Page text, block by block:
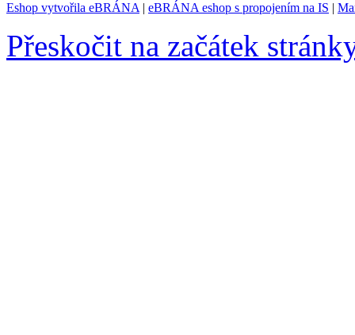
Eshop vytvořila eBRÁNA | eBRÁNA eshop s propojením na IS |
Přeskočit na začátek